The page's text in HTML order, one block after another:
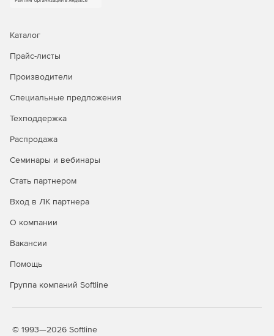
Каталог
Прайс-листы
Производители
Специальные предложения
Техподдержка
Распродажа
Семинары и вебинары
Стать партнером
Вход в ЛК партнера
О компании
Вакансии
Помощь
Группа компаний Softline
© 1993—2026 Softline